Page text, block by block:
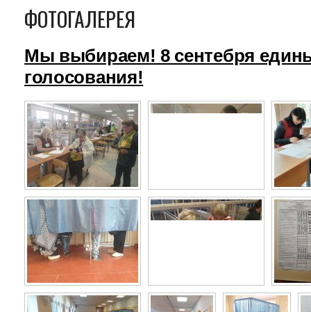
ФОТОГАЛЕРЕЯ
Мы выбираем! 8 сентебря
голосования!